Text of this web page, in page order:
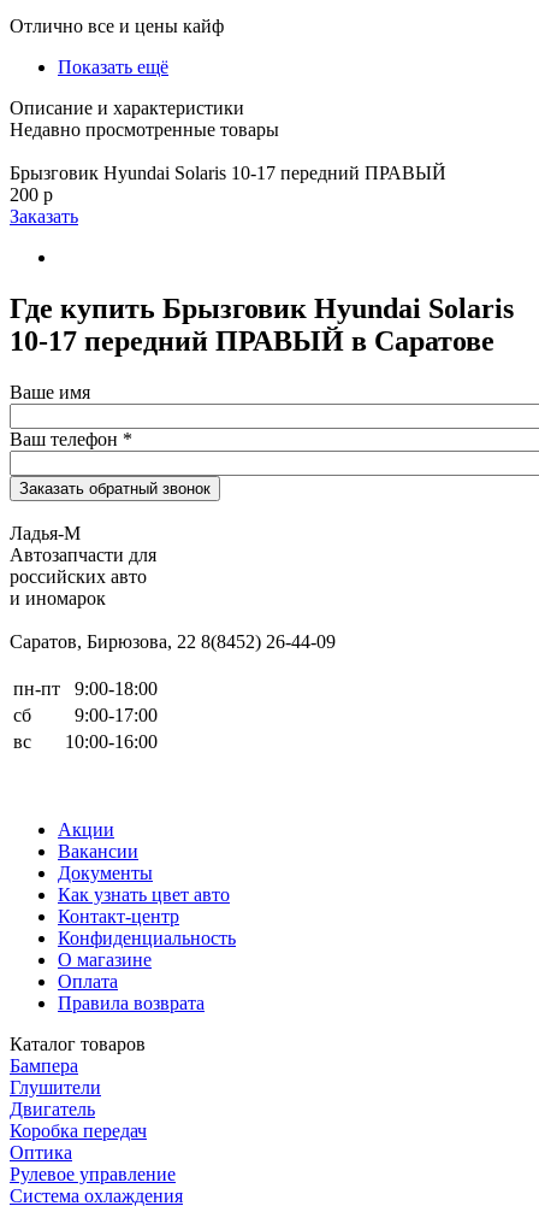
Отлично все и цены кайф
Показать ещё
Описание и характеристики
Недавно просмотренные товары
Брызговик Hyundai Solaris 10-17 передний ПРАВЫЙ
200 р
Заказать
Где купить Брызговик Hyundai Solaris
10-17 передний ПРАВЫЙ в Саратове
Ваше имя
Ваш телефон *
Ладья-М
Автозапчасти для
российских авто
и иномарок
Саратов, Бирюзова, 22 8(8452) 26-44-09
пн-пт
9:00-18:00
сб
9:00-17:00
вс
10:00-16:00
Акции
Вакансии
Документы
Как узнать цвет авто
Контакт-центр
Конфиденциальность
О магазине
Оплата
Правила возврата
Каталог товаров
Бампера
Глушители
Двигатель
Коробка передач
Оптика
Рулевое управление
Система охлаждения